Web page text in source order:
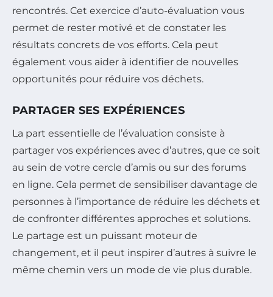
rencontrés. Cet exercice d’auto-évaluation vous
permet de rester motivé et de constater les
résultats concrets de vos efforts. Cela peut
également vous aider à identifier de nouvelles
opportunités pour réduire vos déchets.
PARTAGER SES EXPÉRIENCES
La part essentielle de l’évaluation consiste à
partager vos expériences avec d’autres, que ce soit
au sein de votre cercle d’amis ou sur des forums
en ligne. Cela permet de sensibiliser davantage de
personnes à l’importance de réduire les déchets et
de confronter différentes approches et solutions.
Le partage est un puissant moteur de
changement, et il peut inspirer d’autres à suivre le
même chemin vers un mode de vie plus durable.